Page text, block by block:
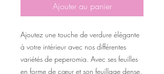
Ajouter au panier
Ajoutez une touche de verdure élégante
à votre intérieur avec nos différentes
variétés de peperomia. Avec ses feuilles
en forme de cœur et son feuillage dense,